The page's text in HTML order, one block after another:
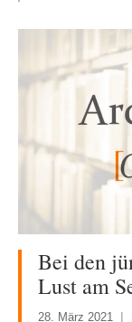
Bei den
Lust am
28. März 2021